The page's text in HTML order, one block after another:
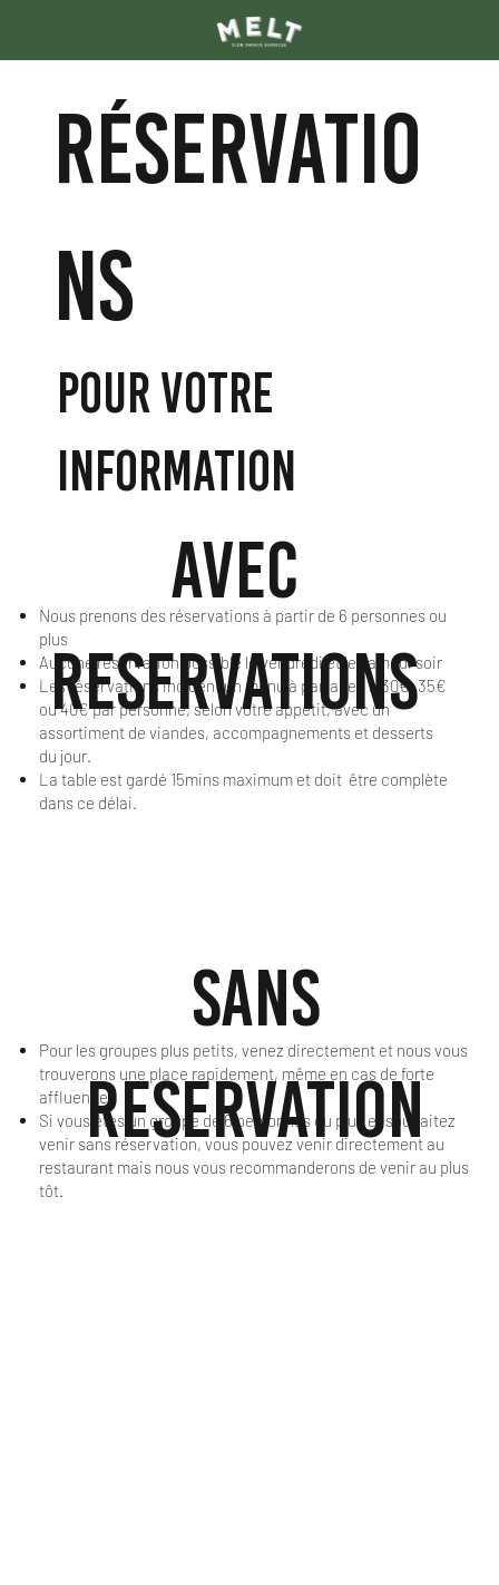
RÉSERVATIO
Ns
Pour votre
information
Pour les groupes plus petits, venez directement et nous vous
trouverons une place rapidement, même en cas de forte
affluence.
Si vous êtes un groupe de 6 personnes ou plus et souhaitez
venir sans réservation, vous pouvez venir directement au
restaurant mais nous vous recommanderons de venir au plus
tôt.
SANS
RESERVATION
AVEC
RESERVATIONS
Nous prenons des réservations à partir de 6 personnes ou
plus
Aucune réservation possible le vendredi et le samedi soir
Les réservations incluent un menu à partager à 30€, 35€
ou 40€ par personne, selon votre appétit, avec un
assortiment de viandes, accompagnements et desserts
du jour.
La table est gardé 15mins maximum et doit être complète
dans ce délai.